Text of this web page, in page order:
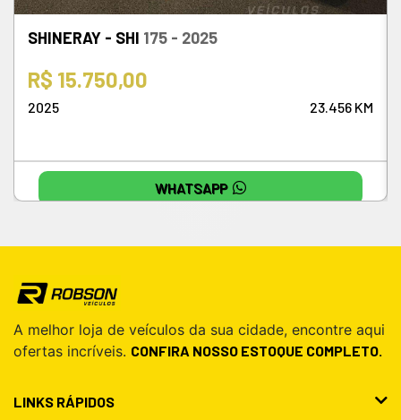
SHINERAY - SHI 175 - 2025
R$ 15.750,00
2025 23.456 KM
WHATSAPP
A melhor loja de veículos da sua cidade, encontre aqui
ofertas incríveis. CONFIRA NOSSO ESTOQUE COMPLETO.
LINKS RÁPIDOS